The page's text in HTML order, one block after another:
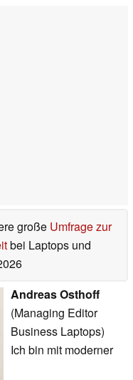
große Umfrage zur
bei Laptops und
Andreas Osthoff
(Managing Editor
Business Laptops)
Ich bin mit moderner